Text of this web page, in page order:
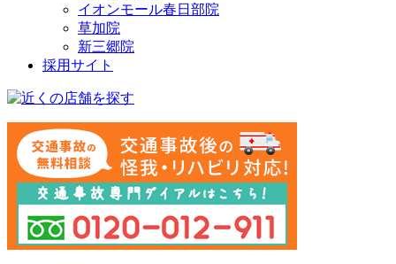
イオンモール春日部院
草加院
新三郷院
採用サイト